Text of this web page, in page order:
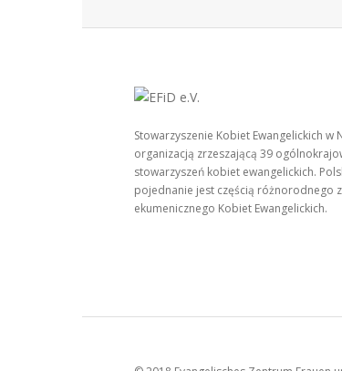
Stowarzyszenie Kobiet Ewangelickich w
organizacją zrzeszającą 39
stowarzyszeń kobiet ewangelickich.
pojednanie jest częścią różnorodnego
ekumenicznego Kobiet Ewangelickich.